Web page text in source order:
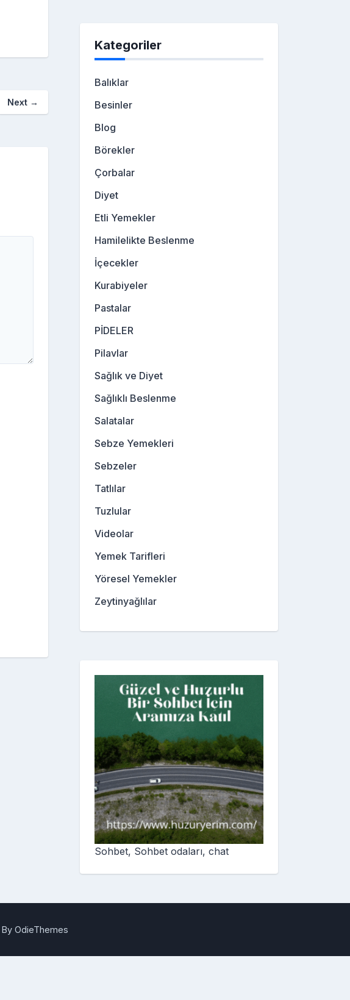
Next →
Kategoriler
Balıklar
Besinler
Blog
Börekler
Çorbalar
Diyet
Etli Yemekler
Hamilelikte Beslenme
İçecekler
Kurabiyeler
Pastalar
PİDELER
Pilavlar
Sağlık ve Diyet
Sağlıklı Beslenme
Salatalar
Sebze Yemekleri
Sebzeler
Tatlılar
Tuzlular
Videolar
Yemek Tarifleri
Yöresel Yemekler
Zeytinyağlılar
Sohbet, Sohbet odaları, chat
By OdieThemes